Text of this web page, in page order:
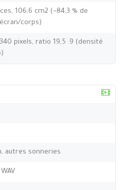
106,6 cm2 (~84,3 % de
corps)
pixels, ratio 19,5 :9 (densité
autres sonneries